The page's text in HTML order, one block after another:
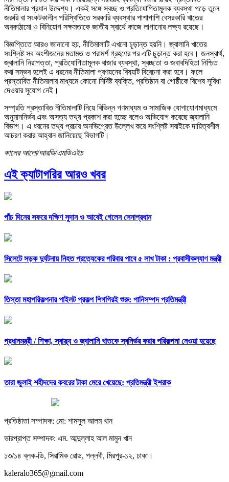
নীতিমালার প্রধান উদ্দেশ্য। একই সঙ্গে স্বচ্ছ ও প্রতিযোগিতামূলক ব্যবস্থা গড়ে তুলে
জরুরি বা সংকটকালীন পরিস্থিতিতে সরকারি ব্যবস্থার পাশাপাশি বেসরকারি খাতের
অবকাঠামো ও বিনিয়োগ সক্ষমতাকে জাতীয় স্বার্থে কাজে লাগানোর লক্ষ্য রয়েছে।
বিজ্ঞপ্তিতে আরও জানানো হয়, নীতিমালাটি এখনো চূড়ান্ত হয়নি। জ্বালানি খাতের
সংশ্লিষ্ট সব অংশীজনের মতামত ও পরামর্শ গ্রহণের পর এটি চূড়ান্ত করা হবে। জনস্বার্থ,
জ্বালানি নিরাপত্তা, প্রতিযোগিতামূলক বাজার ব্যবস্থা, স্বচ্ছতা ও জবাবদিহিতা নিশ্চিত
করা সম্ভব হলেই এ ধরনের নীতিমালা প্রণয়নের বিষয়টি বিবেচনা করা হবে। ফলে
প্রস্তাবিত নীতিমালার মাধ্যমে কোনো নির্দিষ্ট ব্যক্তি, প্রতিষ্ঠান বা গোষ্ঠীকে বিশেষ সুবিধা
দেওয়ার সুযোগ নেই।
সম্প্রতি প্রস্তাবিত নীতিমালাটি নিয়ে বিভিন্ন গণমাধ্যম ও সামাজিক যোগাযোগমাধ্যমে
অনুমাননির্ভর এবং অসত্য তথ্য প্রকাশ করা হচ্ছে বলেও অভিযোগ করেছে জ্বালানি
বিভাগ। এ ধরনের তথ্য প্রচার অনভিপ্রেত উল্লেখ করে সংশ্লিষ্ট সবাইকে দায়িত্বশীল
আচরণ করার আহ্বান জানিয়েছে বিভাগটি।
কালের আলো/আরডি/এমডিএইচ
এই ক্যাটাগরির আরও খবর
পাঁচ দিনের সফরে দক্ষিণ সুদান ও আবেই গেলেন সেনাপ্রধান
সিলেটে সড়ক দুর্ঘটনায় নিহত প্রত্যেকের পরিবার পাবে ৫ লাখ টাকা : প্রবাসীকল্যাণ মন্ত্রী
তিস্তা মহাপরিকল্পনার পাইলট প্রকল্প শিগগিরই শুরু: পানিসম্পদ প্রতিমন্ত্রী
প্রধানমন্ত্রী /শিক্ষা, স্বাস্থ্য ও জ্বালানি খাতকে স্বনির্ভর করার পরিকল্পনা নেওয়া হয়েছে
তারা জুলাই শহীদদের কবরের টাকা মেরে খেয়েছে: প্রতিমন্ত্রী ইশরাক
প্রতিষ্ঠাতা সম্পাদক: মো: শামসুল আলম খান
ভারপ্রাপ্ত সম্পাদক: এম. আব্দুল্লাহ আল মামুন খান
১৩/১৪ ব্লক-ডি, সিরামিক রোড, পল্লবী, মিরপুর-১২, ঢাকা।
kaleralo365@gmail.com